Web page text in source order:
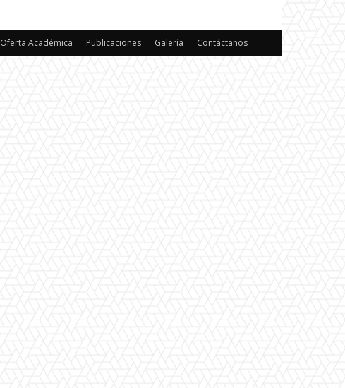
Oferta Académica Publicaciones Galería Contáctanos